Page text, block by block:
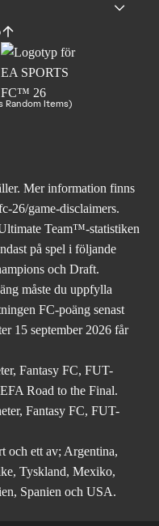
Random Items)
Merinformation finns
26/game-disclaimers.
Team™-statistiken
på spel i följande
och Draft.
måste du uppfylla
FC-poäng senast
15 september 2026 får
Fantasy FC, FUT-
Road to the Final.
Fantasy FC, FUT-
och ett av; Argentina,
Tyskland, Mexiko,
Spanien och USA.